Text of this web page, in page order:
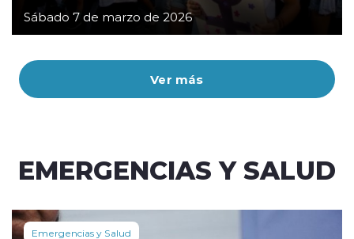
Ver más
Sábado 7 de marzo de 2026
EMERGENCIAS Y SALUD
Emergencias y Salud